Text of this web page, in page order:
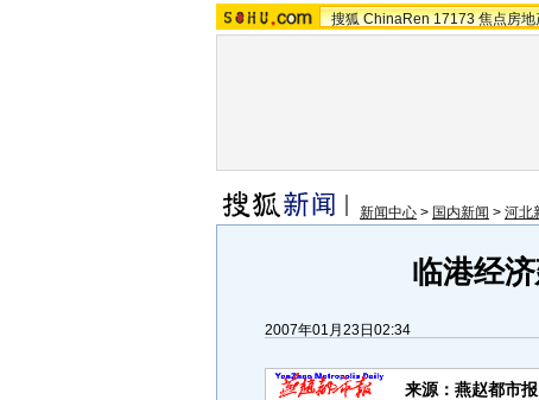
搜狐 ChinaRen 17173 焦点房地
新闻中心 > 国内新闻 > 河北
临港经
2007年01月23日02:34
来源：燕赵都市报